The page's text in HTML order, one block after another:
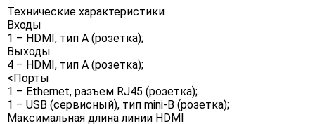
Технические характеристики
Входы
1 – HDMI, тип А (розетка);
Выходы
4 – HDMI, тип A (розетка);
<Порты
1 – Ethernet, разъем RJ45 (розетка);
1 – USB (сервисный), тип mini-B (розетка);
Максимальная длина линии HDMI